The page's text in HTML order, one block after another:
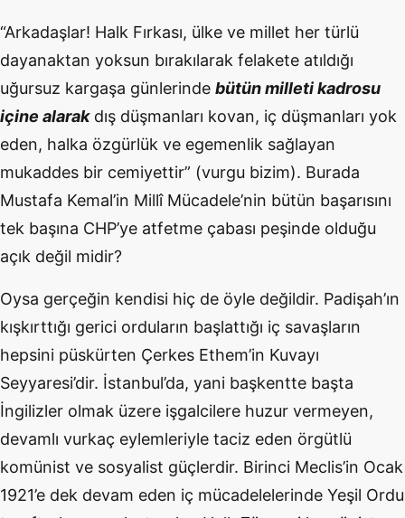
“Arkadaşlar! Halk Fırkası, ülke ve millet her türlü
dayanaktan yoksun bırakılarak felakete atıldığı
uğursuz kargaşa günlerinde bütün milleti kadrosu
içine alarakdış düşmanları kovan, iç düşmanları yok
eden, halka özgürlük ve egemenlik sağlayan
mukaddes bir cemiyettir” (vurgu bizim). Burada
Mustafa Kemal’in Millî Mücadele’nin bütün başarısını
tek başına CHP’ye atfetme çabası peşinde olduğu
açık değil midir?
Oysa gerçeğin kendisi hiç de öyle değildir. Padişah’ın
kışkırttığı gerici orduların başlattığı iç savaşların
hepsini püskürten Çerkes Ethem’in Kuvayı
Seyyaresi’dir. İstanbul’da, yani başkentte başta
İngilizler olmak üzere işgalcilere huzur vermeyen,
devamlı vurkaç eylemleriyle taciz eden örgütlü
komünist ve sosyalist güçlerdir. Birinci Meclis’in Ocak
1921’e dek devam eden iç mücadelelerinde Yeşil Ordu